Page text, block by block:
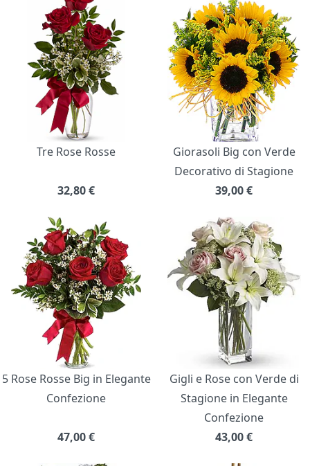
Bouquet di fiori
Tre Rose Rosse
32,80€
Giorasoli Big con Verde
Decorativo di Stagione
39,00€
5 Rose Rosse Big in Elegante
Confezione
47,00€
Gigli e Rose con Verde di
Stagione in Elegante
Confezione
43,00€